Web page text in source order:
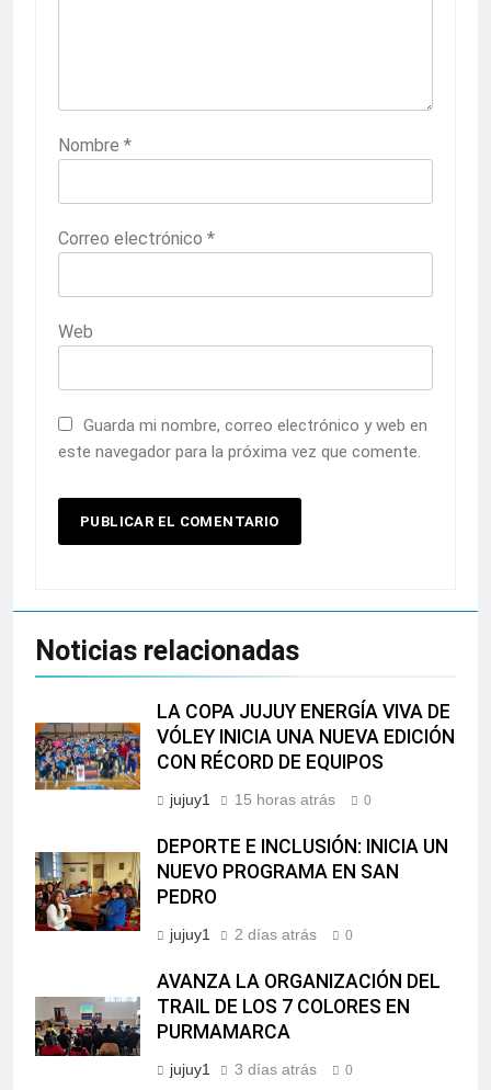
Nombre *
Correo electrónico *
Web
Guarda mi nombre, correo electrónico y web en
este navegador para la próxima vez que comente.
Noticias relacionadas
LA COPA JUJUY ENERGÍA VIVA DE
VÓLEY INICIA UNA NUEVA EDICIÓN
CON RÉCORD DE EQUIPOS
jujuy1 15 horas atrás 0
DEPORTE E INCLUSIÓN: INICIA UN
NUEVO PROGRAMA EN SAN
PEDRO
jujuy1 2 días atrás 0
AVANZA LA ORGANIZACIÓN DEL
TRAIL DE LOS 7 COLORES EN
PURMAMARCA
jujuy1 3 días atrás 0